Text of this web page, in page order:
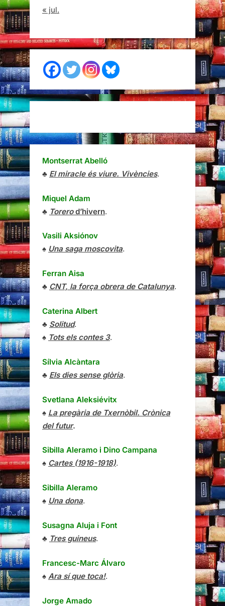
« jul.
Montserrat Abelló
♣ El miracle és viure. Vivències.
Miquel Adam
♣ Torerod’hivern.
Vasili Aksiónov
♠ Una saga moscovita.
Ferran Aisa
♣ CNT, la força obrera de Catalunya.
Caterina Albert
♣ Solitud.
♠ Tots els contes 3.
Sílvia Alcàntara
♣ Els dies sense glòria.
Svetlana Aleksiévitx
♠ La pregària de Txernòbil. Crònica
del futur.
Sibilla Aleramo i Dino Campana
♠ Cartes (1916-1918).
Sibilla Aleramo
♠ Una dona.
Susagna Aluja i Font
♣ Tres guineus.
Francesc-Marc Álvaro
♠ Ara sí que toca!.
Jorge Amado